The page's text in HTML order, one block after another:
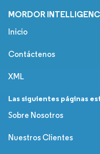
MORDOR
Inicio
Contáctenos
XML
Las siguientes páginas
Sobre Nosotros
Nuestros Clientes